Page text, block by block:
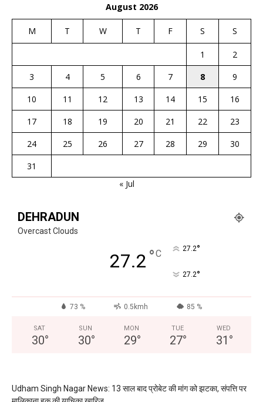
August 2026
M T W T F S S
1
2
3
4 5 6 7 8
9
10
11 12 13 14 15
16
17
18 19 20 21 22
23
24
25 26 27 28 29
30
31
« Jul
DEHRADUN
Overcast Clouds
27.2 °C 27.2°
27.2°
73 % 0.5kmh 85 %
SAT
30°
SUN
30°
MON
29°
TUE
27°
WED
31 °
Udham Singh Nagar News: 13 साल बाद प्रोबेट की मांग को झटका, संपत्ति पर